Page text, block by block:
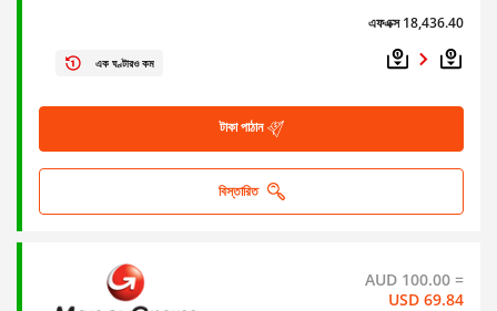
এফএক্স 18,436.40
এক ঘণ্টারও কম
টাকা পাঠান
বিস্তারিত
AUD 100.00 =
USD 69.84